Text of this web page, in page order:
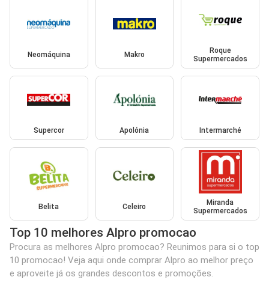
Neomáquina Makro
Roque
Supermercados
Supercor Apolónia Intermarché
Belita Celeiro
Miranda
Supermercados
Top 10 melhores Alpro promocao
Procura as melhores Alpro promocao? Reunimos para si o top
10 promocao! Veja aqui onde comprar Alpro ao melhor preço
e aproveite já os grandes descontos e promoções.